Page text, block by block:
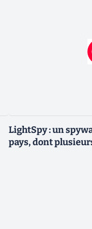
LightSpy : un
pays, dont